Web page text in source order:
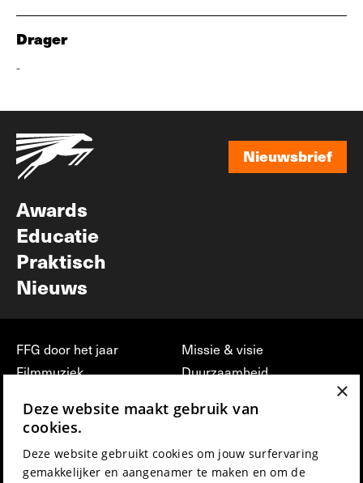
Drager
-
Nieuwsbrief
Awards
Educatie
Praktisch
Nieuws
FFG door het jaar
Filmmuziek
Press & Industry
Film Fest Friends
Missie & visie
Duurzaamheid
vrijwilligerswerk bij FFG
Privacy & Disclaimer
×
Deze website maakt gebruik van
cookies.
Deze website gebruikt cookies om jouw surfervaring
gemakkelijker en aangenamer te maken en om de